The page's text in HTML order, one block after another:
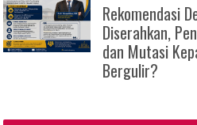
Rekomendasi
Diserahkan,
dan Mutasi
Bergulir?